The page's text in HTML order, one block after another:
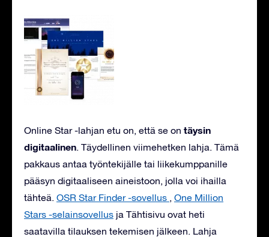
Online Star -lahjan etu on, että se on täysin
digitaalinen. Täydellinen viimehetken lahja. Tämä
pakkaus antaa työntekijälle tai liikekumppanille
pääsyn digitaaliseen aineistoon, jolla voi ihailla
tähteä. OSR Star Finder -sovellus , One Million
Stars -selainsovellus ja Tähtisivu ovat heti
saatavilla tilauksen tekemisen jälkeen. Lahja